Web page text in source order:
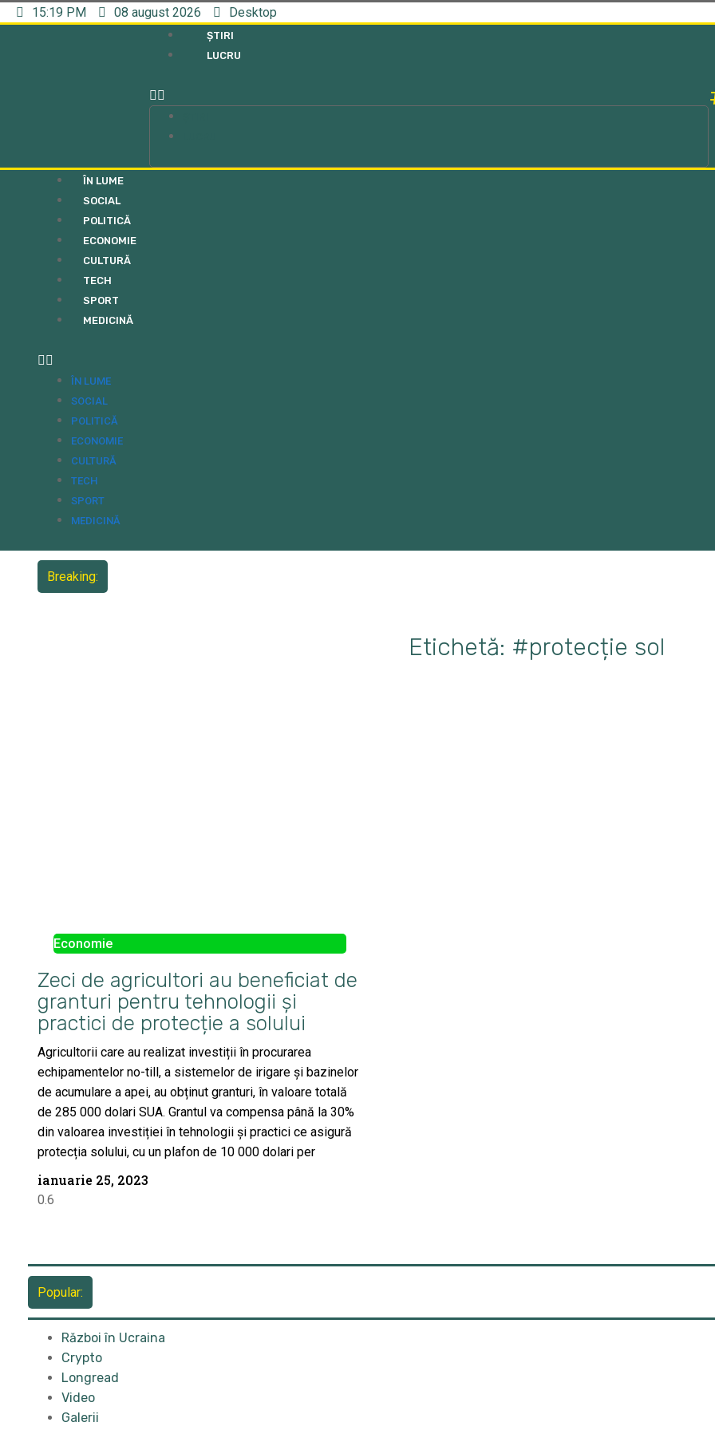
15:19 PM 08 august 2026 Desktop
ȘTIRI
LUCRU
ÎN LUME
SOCIAL
POLITICĂ
ECONOMIE
CULTURĂ
TECH
SPORT
MEDICINĂ
ÎN LUME
SOCIAL
POLITICĂ
ECONOMIE
CULTURĂ
TECH
SPORT
MEDICINĂ
Breaking:
Etichetă: #protecție sol
Economie
Zeci de agricultori au beneficiat de
granturi pentru tehnologii și
practici de protecție a solului
Agricultorii care au realizat investiții în procurarea
echipamentelor no-till, a sistemelor de irigare și bazinelor
de acumulare a apei, au obținut granturi, în valoare totală
de 285 000 dolari SUA. Grantul va compensa până la 30%
din valoarea investiției în tehnologii și practici ce asigură
protecția solului, cu un plafon de 10 000 dolari per
ianuarie 25, 2023
Popular:
Război în Ucraina
Crypto
Longread
Video
Galerii